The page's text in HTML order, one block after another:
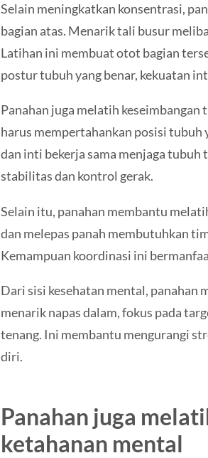
Selain meningkatkan konsentrasi,
bagian atas. Menarik tali busur
Latihan ini membuat otot bagian
postur tubuh yang benar, kekuatan
Panahan juga melatih
harus mempertahankan posisi tubuh
dan inti bekerja sama menjaga
stabilitas dan kontrol gerak.
Selain itu, panahan membantu
dan melepas panah membutuhkan
Kemampuan koordinasi ini
Dari sisi kesehatan mental, panahan
menarik napas dalam, fokus pada
tenang. Ini membantu mengurangi
diri.
Panahan juga
ketahanan mental